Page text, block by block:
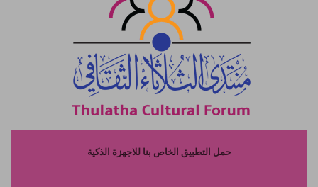
حمل التطبيق الخاص بنا للاجهزة الذكية